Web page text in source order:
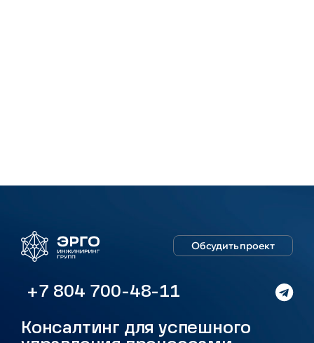
+7 804 700-48-11
Обсудить проект
Консалтинг для успешного